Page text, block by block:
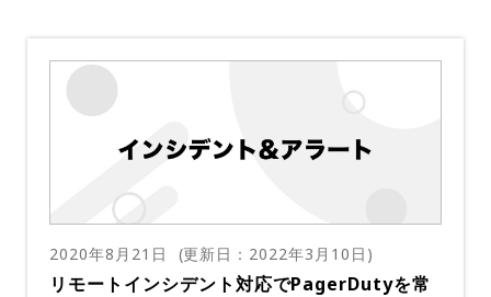
2020年8月21日 (更新日： 2022年3月10日 )
リモートインシデント対応でPagerDutyを常